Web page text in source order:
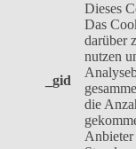
_gid
Dieses
Das
darüber
nutzen
die
Anbieter